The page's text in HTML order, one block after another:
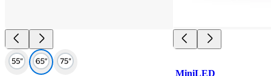
MiniLED